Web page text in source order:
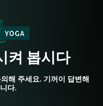
켜 봅시다
해 주세요. 기꺼이 답변해
다.